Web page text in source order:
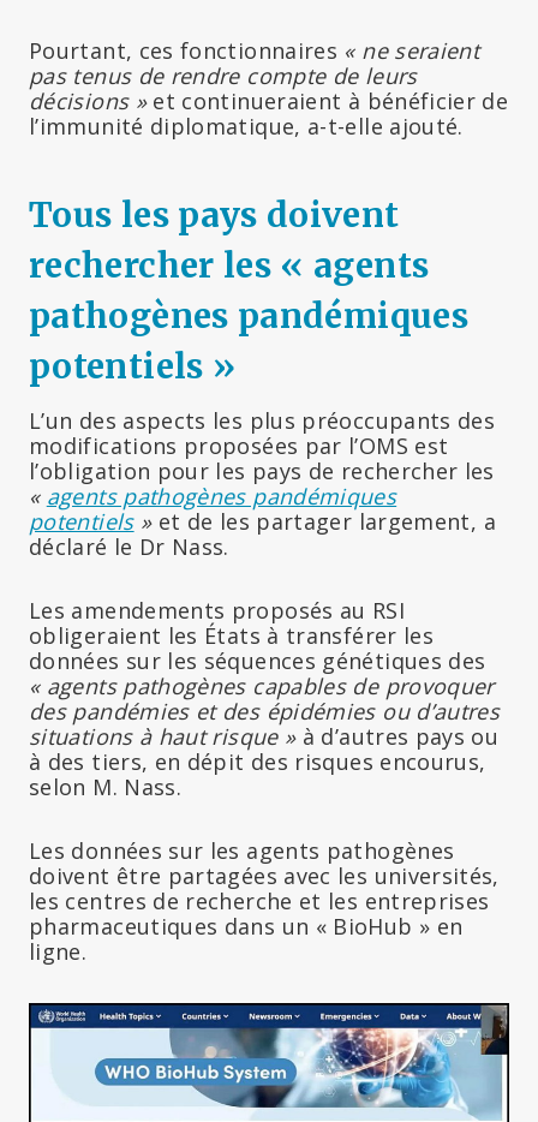
Pourtant, ces fonctionnaires « ne seraient
pas tenus de rendre compte de leurs
décisions »et continueraient à bénéficier de
l’immunité diplomatique, a-t-elle ajouté.
Tous les pays doivent
rechercher les « agents
pathogènes pandémiques
potentiels »
L’un des aspects les plus préoccupants des
modifications proposées par l’OMS est
l’obligation pour les pays de rechercher les
« agents pathogènes pandémiques
potentiels» et de les partager largement, a
déclaré le Dr Nass.
Les amendements proposés au RSI
obligeraient les États à transférer les
données sur les séquences génétiques des
« agents pathogènes capables de provoquer
des pandémies et des épidémies ou d’autres
situations à haut risque »à d’autres pays ou
à des tiers, en dépit des risques encourus,
selon M. Nass.
Les données sur les agents pathogènes
doivent être partagées avec les universités,
les centres de recherche et les entreprises
pharmaceutiques dans un « BioHub » en
ligne.